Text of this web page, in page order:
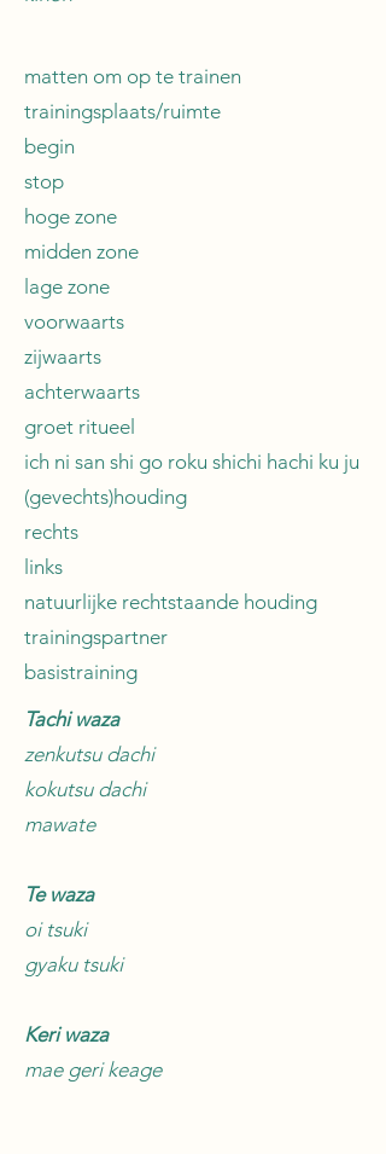
matten om op te trainen
trainingsplaats/ruimte
begin
stop
hoge zone
midden zone
lage zone
voorwaarts
zijwaarts
achterwaarts
groet ritueel
ich ni san shi go roku shichi hachi ku ju
(gevechts)houding
rechts
links
natuurlijke rechtstaande houding
trainingspartner
basistraining
Tachi waza
zenkutsu dachi
kokutsu dachi
mawate
Te waza
oi tsuki
gyaku tsuki
Keri waza
mae geri keage